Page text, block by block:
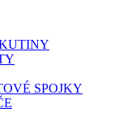
SPOJKY